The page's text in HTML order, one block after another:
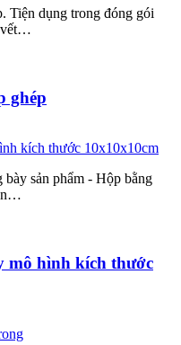
Tiện dụng trong đóng gói
vết…
ghép
sản phẩm - Hộp bằng
mô hình kích thước